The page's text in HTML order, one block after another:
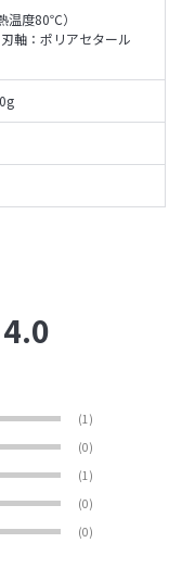
4.0
(1)
(0)
(1)
(0)
(0)
温度80℃）
軸：ポリアセタール